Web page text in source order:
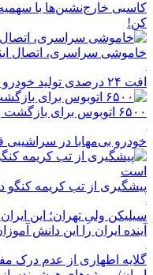
کن!
خاموشی سراسری، اتصال
افت ۲۴ درصدی تولید خودرو در کشور
۶۵۰۰ اتوبوس برای بازگشت زائران از مرز مهران اعزام می‌شود
خودرو بی‌مهابا در
پیشگیری از تب کریمه
آینده ایران را این دانش
گلایه اطهاری از عدم درک